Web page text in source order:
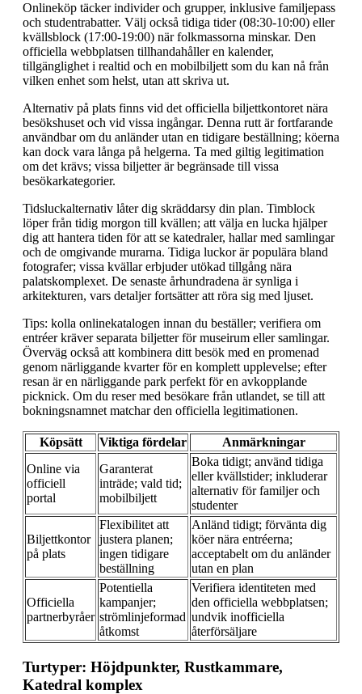
Onlineköp täcker individer och grupper, inklusive familjepass
och studentrabatter. Välj också tidiga tider (08:30-10:00) eller
kvällsblock (17:00-19:00) när folkmassorna minskar. Den
officiella webbplatsen tillhandahåller en kalender,
tillgänglighet i realtid och en mobilbiljett som du kan nå från
vilken enhet som helst, utan att skriva ut.
Alternativ på plats finns vid det officiella biljettkontoret nära
besökshuset och vid vissa ingångar. Denna rutt är fortfarande
användbar om du anländer utan en tidigare beställning; köerna
kan dock vara långa på helgerna. Ta med giltig legitimation
om det krävs; vissa biljetter är begränsade till vissa
besökarkategorier.
Tidsluckalternativ låter dig skräddarsy din plan. Timblock
löper från tidig morgon till kvällen; att välja en lucka hjälper
dig att hantera tiden för att se katedraler, hallar med samlingar
och de omgivande murarna. Tidiga luckor är populära bland
fotografer; vissa kvällar erbjuder utökad tillgång nära
palatskomplexet. De senaste århundradena är synliga i
arkitekturen, vars detaljer fortsätter att röra sig med ljuset.
Tips: kolla onlinekatalogen innan du beställer; verifiera om
entréer kräver separata biljetter för museirum eller samlingar.
Överväg också att kombinera ditt besök med en promenad
genom närliggande kvarter för en komplett upplevelse; efter
resan är en närliggande park perfekt för en avkopplande
picknick. Om du reser med besökare från utlandet, se till att
bokningsnamnet matchar den officiella legitimationen.
Köpsätt Viktiga fördelar
Anmärkningar
Online via
officiell
portal
Garanterat
inträde; vald tid;
mobilbiljett
Boka tidigt; använd tidiga
eller kvällstider; inkluderar
alternativ för familjer och
studenter
Biljettkontor
på plats
Flexibilitet att
justera planen;
ingen tidigare
beställning
Anländ tidigt; förvänta dig
köer nära entréerna;
acceptabelt om du anländer
utan en plan
Officiella
partnerbyråer
Potentiella
kampanjer;
strömlinjeformad
åtkomst
Verifiera identiteten med
den officiella webbplatsen;
undvik inofficiella
återförsäljare
Turtyper: Höjdpunkter, Rustkammare,
Katedral komplex